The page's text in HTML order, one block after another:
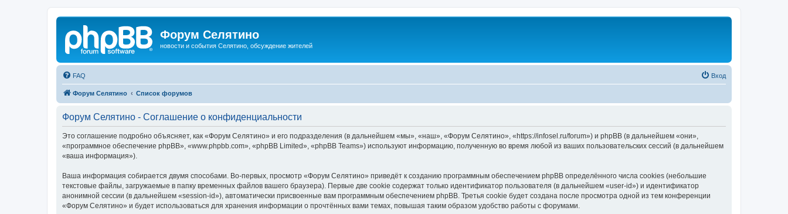
Форум Селятино
новости и события Селятино, обсуждение жителей
FAQ Вход
Форум Селятино Список форумов
Форум Селятино - Соглашение о конфиденциальности
Это соглашение подробно объясняет, как «Форум Селятино» и его подразделения (в дальнейшем «мы», «наш», «Форум Селятино», «https://infosel.ru/forum») и phpBB (в дальнейшем «они»,
«программное обеспечение phpBB», «www.phpbb.com», «phpBB Limited», «phpBB Teams») используют информацию, полученную во время любой из ваших пользовательских сессий (в дальнейшем
«ваша информация»).
Ваша информация собирается двумя способами. Во-первых, просмотр «Форум Селятино» приведёт к созданию программным обеспечением phpBB определённого числа cookies (небольшие
текстовые файлы, загружаемые в папку временных файлов вашего браузера). Первые две cookie содержат только идентификатор пользователя (в дальнейшем «user-id») и идентификатор
анонимной сессии (в дальнейшем «session-id»), автоматически присвоенные вам программным обеспечением phpBB. Третья cookie будет создана после просмотра одной из тем конференции
«Форум Селятино» и будет использоваться для хранения информации о прочтённых вами темах, повышая таким образом удобство работы с форумами.